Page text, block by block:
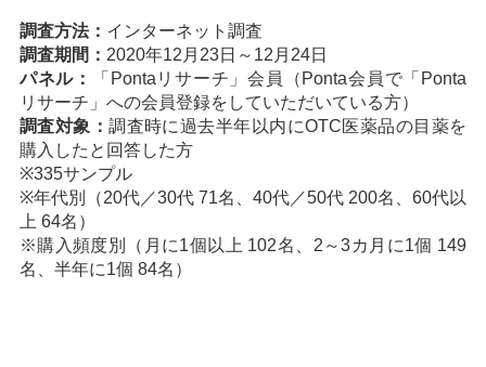
調査方法： インターネット調査
調査期間： 2020年12月23日～12月24日
パネル：
「Pontaリサーチ」会員（Ponta会員で「Ponta
リサーチ」への会員登録をしていただいている方）
調査対象：調査時に過去半年以内にOTC医薬品の目薬を
購入したと回答した方
※335サンプル
※年代別（20代／30代 71名、40代／50代 200名、60代以
上 64名）
※購入頻度別（月に1個以上 102名、2～3カ月に1個 149
名、半年に1個 84名）